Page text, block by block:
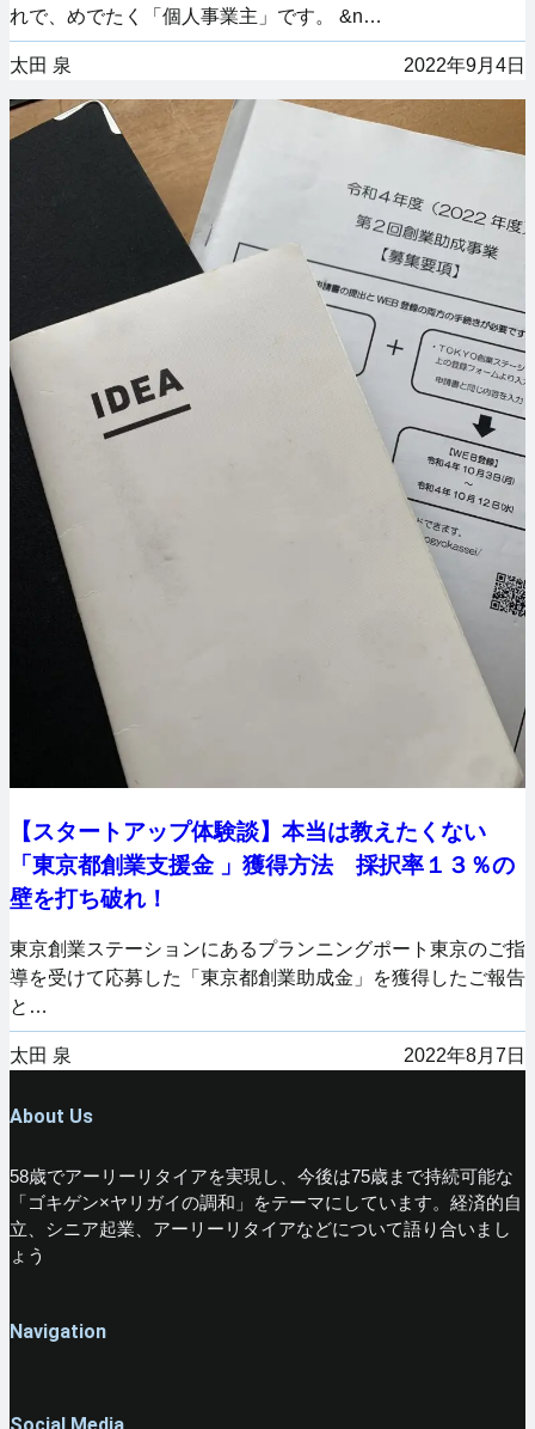
れで、めでたく「個人事業主」です。 &n…
太田 泉 2022年9月4日
【スタートアップ体験談】本当は教えたくない
「東京都創業支援金 」獲得方法 採択率１３％の
壁を打ち破れ！
東京創業ステーションにあるプランニングポート東京のご指
導を受けて応募した「東京都創業助成金」を獲得したご報告
と…
太田 泉 2022年8月7日
About Us
58歳でアーリーリタイアを実現し、今後は75歳まで持続可能な
「ゴキゲン×ヤリガイの調和」をテーマにしています。経済的自
立、シニア起業、アーリーリタイアなどについて語り合いまし
ょう
Navigation